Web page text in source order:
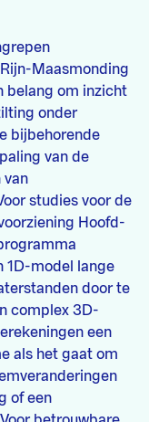
Maasmonding
belang om inzicht
onder
bijbehorende
van de
van
studies voor de
Hoofd-
1D-model lange
door te
complex 3D-
een
als het gaat om
of een